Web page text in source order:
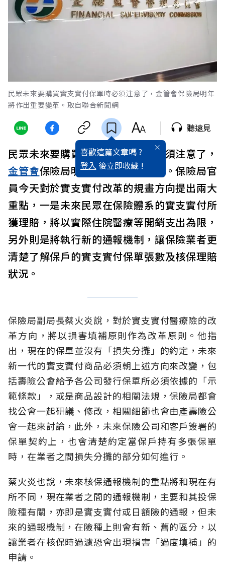
民眾未來要購買實支實付保單時必須注意了，金管會保險局明年
將作出重要變革。取自聯合新聞網
喜歡這篇文章嗎 ?
登入 後立即收藏 !
聽遠見
民眾未來要購買實支實付保單
時必須注意了，
金管會保險局明年將作出重要變革。保險局官
員今天對於實支實付改革的規畫方向提出兩大
重點，一是未來民眾在保險體系的實支實付所
獲理賠，將以實際住院醫療等開銷支出為限，
另外則是將執行新的通報機制，讓保險業者更
清楚了解保戶的實支實付保單張數及核保理賠
狀況。
保險局副局長蔡火炎說，對於實支實付醫療險的改
革方向，將以損害填補原則作為改革原則。他指
出，現在的保單並沒有「損失分攤」的約定，未來
新一代的實支實付商品必須朝上述方向來改變，包
括壽險公會給予各公司發行保單所必須依據的「示
範條款」，或是商品設計的相關法規，保險局都會
找公會一起研議、修改，相關細節也會由產壽險公
會一起來討論，此外，未來保險公司和客戶簽署的
保單契約上，也會清楚約定當保戶持有多張保單
時，在業者之間損失分攤的部分如何進行。
蔡火炎也說，未來核保通報機制的重點將和現在有
所不同，現在業者之間的通報機制，主要和其投保
險種有關，亦即是實支實付或日額險的通報，但未
來的通報機制，在險種上則會有新、舊的區分，以
讓業者在核保時過濾恐會出現損害「過度填補」的
申請。